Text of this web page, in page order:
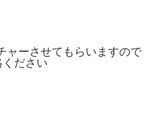
ャーさせてもらいますので
ださい